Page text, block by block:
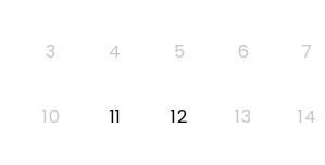
3 4 5 6 7
10 11 12 13 14